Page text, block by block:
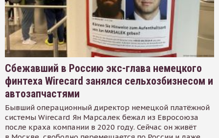
Сбежавший в Россию экс-глава немецкого
финтеха Wirecard занялся сельхозбизнесом и
автозапчастями
Бывший операционный директор немецкой платёжной
системы Wirecard Ян Марсалек бежал из Евросоюза
после краха компании в 2020 году. Сейчас он живёт